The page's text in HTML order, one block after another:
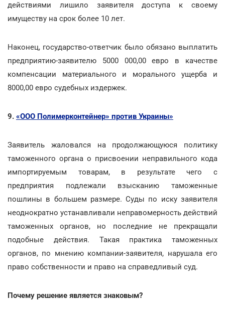
действиями лишило заявителя доступа к своему
имуществу на срок более 10 лет.
Наконец, государство-ответчик было обязано выплатить
предприятию-заявителю 5000 000,00 евро в качестве
компенсации материального и морального ущерба и
8000,00 евро судебных издержек.
9. «ООО Полимерконтейнер» против Украины»
Заявитель жаловался на продолжающуюся политику
таможенного органа о присвоении неправильного кода
импортируемым товарам, в результате чего с
предприятия подлежали взысканию таможенные
пошлины в большем размере. Суды по иску заявителя
неоднократно устанавливали неправомерность действий
таможенных органов, но последние не прекращали
подобные действия. Такая практика таможенных
органов, по мнению компании-заявителя, нарушала его
право собственности и право на справедливый суд.
Почему решение является знаковым?